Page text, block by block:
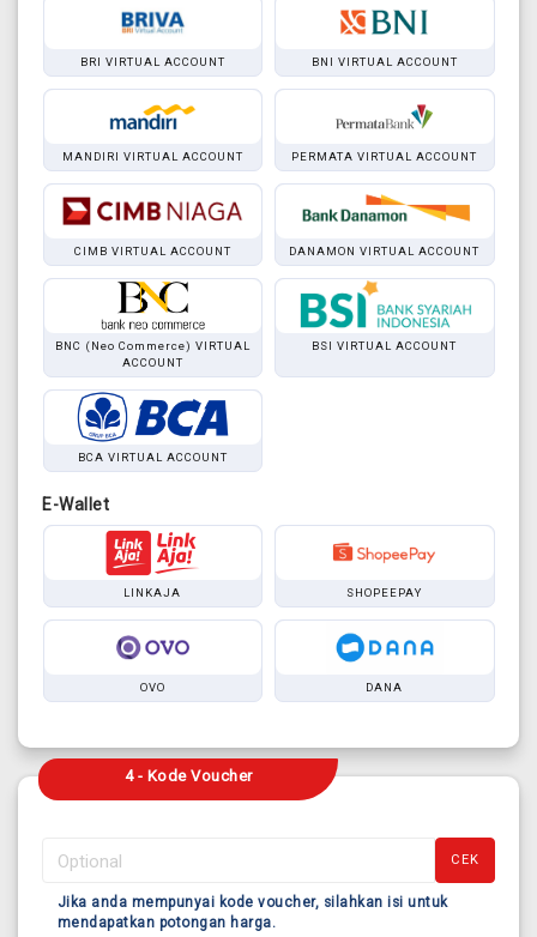
BRI VIRTUAL ACCOUNT BNI VIRTUAL ACCOUNT
MANDIRI VIRTUAL ACCOUNT PERMATA VIRTUAL ACCOUNT
CIMB VIRTUAL ACCOUNT DANAMON VIRTUAL ACCOUNT
BNC (Neo Commerce) VIRTUAL
ACCOUNT
BSI VIRTUAL ACCOUNT
BCA VIRTUAL ACCOUNT
E-Wallet
LINKAJA SHOPEEPAY
OVO DANA
4 - Kode Voucher
CEK
Jika anda mempunyai kode voucher, silahkan isi untuk
mendapatkan potongan harga.